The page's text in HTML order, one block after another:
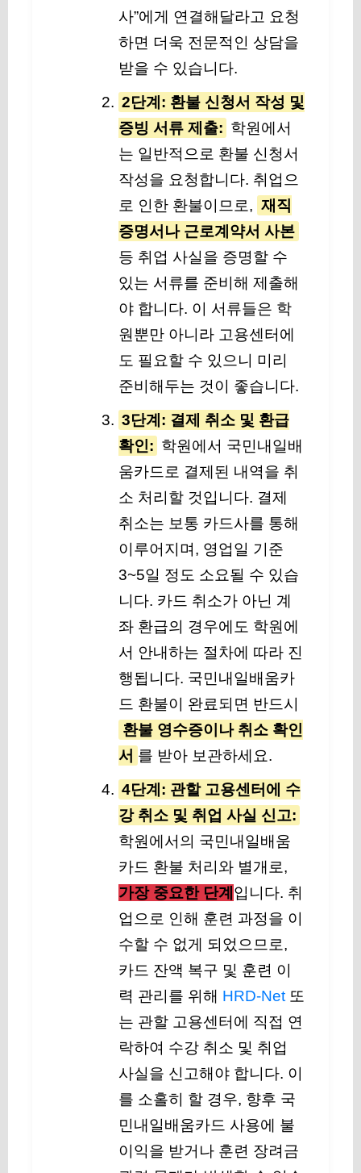
사”에게 연결해달라고 요청
하면 더욱 전문적인 상담을
받을 수 있습니다.
2단계: 환불 신청서 작성 및
증빙 서류 제출: 학원에서
는 일반적으로 환불 신청서
작성을 요청합니다. 취업으
로 인한 환불이므로, 재직
증명서나 근로계약서 사본
등 취업 사실을 증명할 수
있는 서류를 준비해 제출해
야 합니다. 이 서류들은 학
원뿐만 아니라 고용센터에
도 필요할 수 있으니 미리
준비해두는 것이 좋습니다.
3단계: 결제 취소 및 환급
확인: 학원에서 국민내일배
움카드로 결제된 내역을 취
소 처리할 것입니다. 결제
취소는 보통 카드사를 통해
이루어지며, 영업일 기준
3~5일 정도 소요될 수 있습
니다. 카드 취소가 아닌 계
좌 환급의 경우에도 학원에
서 안내하는 절차에 따라 진
행됩니다. 국민내일배움카
드 환불이 완료되면 반드시
환불 영수증이나 취소 확인
서 를 받아 보관하세요.
4단계: 관할 고용센터에 수
강 취소 및 취업 사실 신고:
학원에서의 국민내일배움
카드 환불 처리와 별개로,
가장 중요한 단계 입니다. 취
업으로 인해 훈련 과정을 이
수할 수 없게 되었으므로,
카드 잔액 복구 및 훈련 이
력 관리를 위해 HRD-Net또
는 관할 고용센터에 직접 연
락하여 수강 취소 및 취업
사실을 신고해야 합니다. 이
를 소홀히 할 경우, 향후 국
민내일배움카드 사용에 불
이익을 받거나 훈련 장려금